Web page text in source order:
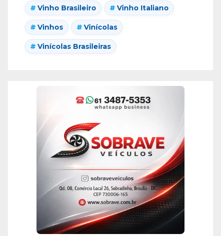
Vinho Brasileiro Vinho Italiano
Vinhos Vinícolas
Vinícolas Brasileiras